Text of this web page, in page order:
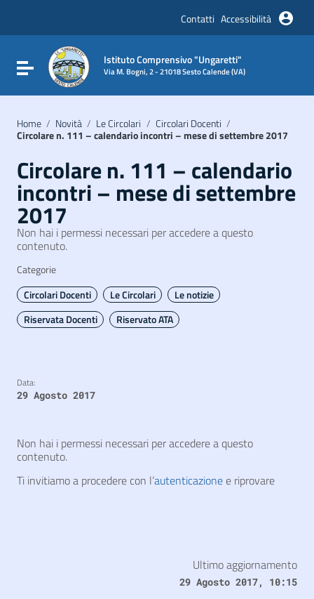
Vai al footer
Contatti Accessibilità
Attiva / disattiva la navigazione
Istituto Comprensivo "Ungaretti"
Via M. Bogni, 2 - 21018 Sesto Calende (VA)
Home / Novità / Le Circolari / Circolari Docenti /
Circolare n. 111 – calendario incontri – mese di settembre 2017
Circolare n. 111 – calendario
incontri – mese di settembre
2017
Non hai i permessi necessari per accedere a questo
contenuto.
Categorie
Circolari Docenti
Le Circolari
Le notizie
Riservata Docenti
Riservato ATA
Data:
29 Agosto 2017
Non hai i permessi necessari per accedere a questo
contenuto.
Ti invitiamo a procedere con l’autenticazionee riprovare
Ultimo aggiornamento
29 Agosto 2017, 10:15